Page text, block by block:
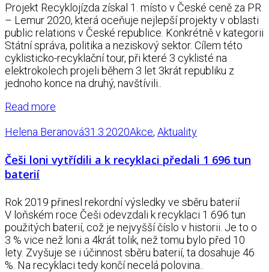
Projekt Recyklojízda získal 1. místo v České ceně za PR
– Lemur 2020, která oceňuje nejlepší projekty v oblasti
public relations v České republice. Konkrétně v kategorii
Státní správa, politika a neziskový sektor. Cílem této
cyklisticko-recyklační tour, při které 3 cyklisté na
elektrokolech projeli během 3 let 3krát republiku z
jednoho konce na druhý, navštívili..
Read more
Helena Beranová31.3.2020Akce, Aktuality
Češi loni vytřídili a k recyklaci předali 1 696 tun
baterií
Rok 2019 přinesl rekordní výsledky ve sběru baterií
V loňském roce Češi odevzdali k recyklaci 1 696 tun
použitých baterií, což je nejvyšší číslo v historii. Je to o
3 % vice než loni a 4krát tolik, než tomu bylo před 10
lety. Zvyšuje se i účinnost sběru baterií, ta dosahuje 46
%. Na recyklaci tedy končí necelá polovina..